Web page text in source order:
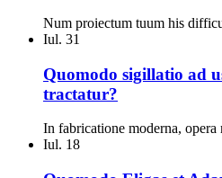
Num proiectum tuum his
Iul. 31
Quomodo sigillatio ad
tractatur?
In fabricatione moderna, opera
Iul. 18